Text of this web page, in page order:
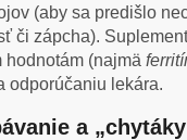
(aby sa predišlo
či zápcha).
hodnotám (najmä
odporúčaniu lekára.
a